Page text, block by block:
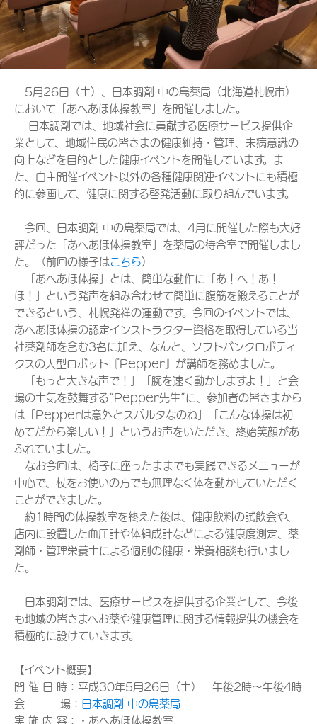
5月26日（土）、日本調剤 中の島薬局（北海道札幌市）
において「あへあほ体操教室」を開催しました。
日本調剤では、地域社会に貢献する医療サービス提供企
業として、地域住民の皆さまの健康維持・管理、未病意識の
向上などを目的とした健康イベントを開催しています。ま
た、自主開催イベント以外の各種健康関連イベントにも積極
的に参画して、健康に関する啓発活動に取り組んでいます。
今回、日本調剤 中の島薬局では、4月に開催した際も大好
評だった「あへあほ体操教室」を薬局の待合室で開催しまし
た。（前回の様子はこちら ）
「あへあほ体操」とは、簡単な動作に「あ！へ！あ！
ほ！」という発声を組み合わせて簡単に腹筋を鍛えることが
できるという、札幌発祥の運動です。今回のイベントでは、
あへあほ体操の認定インストラクター資格を取得している当
社薬剤師を含む3名に加え、なんと、ソフトバンクロボティ
クスの人型ロボット『Pepper』が講師を務めました。
「もっと大きな声で！」「腕を速く動かしますよ！」と会
場の士気を鼓舞する“Pepper先生”に、参加者の皆さまから
は「Pepperは意外とスパルタなのね」「こんな体操は初
めてだから楽しい！」というお声をいただき、終始笑顔があ
ふれていました。
なお今回は、椅子に座ったままでも実践できるメニューが
中心で、杖をお使いの方でも無理なく体を動かしていただく
ことができました。
約1時間の体操教室を終えた後は、健康飲料の試飲会や、
店内に設置した血圧計や体組成計などによる健康度測定、薬
剤師・管理栄養士による個別の健康・栄養相談も行いまし
た。
日本調剤では、医療サービスを提供する企業として、今後
も地域の皆さまへお薬や健康管理に関する情報提供の機会を
積極的に設けていきます。
【イベント概要】
開 催 日 時：平成30年5月26日（土） 午後2時～午後4時
会 場： 日本調剤 中の島薬局
実 施 内 容：・あへあほ体操教室